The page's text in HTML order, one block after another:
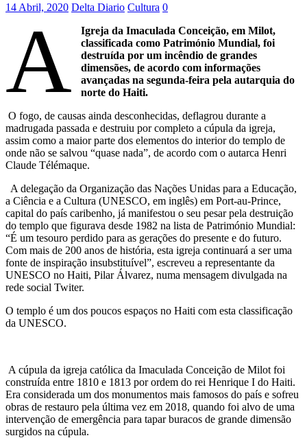
14 Abril, 2020 Delta Diario Cultura 0
A
Igreja da Imaculada Conceição, em Milot,
classificada como Património Mundial, foi
destruída por um incêndio de grandes
dimensões, de acordo com informações
avançadas na segunda-feira pela autarquia do
norte do Haiti.
O fogo, de causas ainda desconhecidas, deflagrou durante a
madrugada passada e destruiu por completo a cúpula da igreja,
assim como a maior parte dos elementos do interior do templo de
onde não se salvou “quase nada”, de acordo com o autarca Henri
Claude Télémaque.
A delegação da Organização das Nações Unidas para a Educação,
a Ciência e a Cultura (UNESCO, em inglês) em Port-au-Prince,
capital do país caribenho, já manifestou o seu pesar pela destruição
do templo que figurava desde 1982 na lista de Património Mundial:
“É um tesouro perdido para as gerações do presente e do futuro.
Com mais de 200 anos de história, esta igreja continuará a ser uma
fonte de inspiração insubstituível”, escreveu a representante da
UNESCO no Haiti, Pilar Álvarez, numa mensagem divulgada na
rede social Twiter.
O templo é um dos poucos espaços no Haiti com esta classificação
da UNESCO.
A cúpula da igreja católica da Imaculada Conceição de Milot foi
construída entre 1810 e 1813 por ordem do rei Henrique I do Haiti.
Era considerada um dos monumentos mais famosos do país e sofreu
obras de restauro pela última vez em 2018, quando foi alvo de uma
intervenção de emergência para tapar buracos de grande dimensão
surgidos na cúpula.